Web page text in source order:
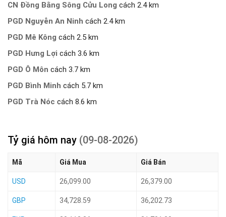
CN Đồng Bằng Sông Cửu Long cách 2.4 km
PGD Nguyễn An Ninh cách 2.4 km
PGD Mê Kông cách 2.5 km
PGD Hưng Lợi cách 3.6 km
PGD Ô Môn cách 3.7 km
PGD Bình Minh cách 5.7 km
PGD Trà Nóc cách 8.6 km
Tỷ giá hôm nay (09-08-2026)
Mã Giá Mua Giá Bán
USD 26,099.00 26,379.00
GBP 34,728.59 36,202.73